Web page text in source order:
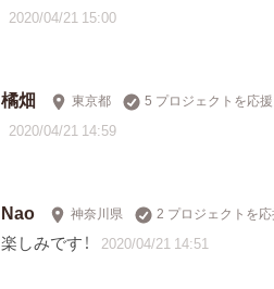
2020/04/21 15:00
橘畑 東京都 5 プロジェクトを応援
2020/04/21 14:59
Nao 神奈川県 2 プロジェクトを
楽しみです！ 2020/04/21 14:51